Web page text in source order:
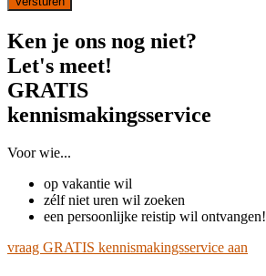
Ken je ons nog niet?
Let's meet!
GRATIS
kennismakingsservice
Voor wie...
op vakantie wil
zélf niet uren wil zoeken
een persoonlijke reistip wil ontvangen!
vraag GRATIS kennismakingsservice aan